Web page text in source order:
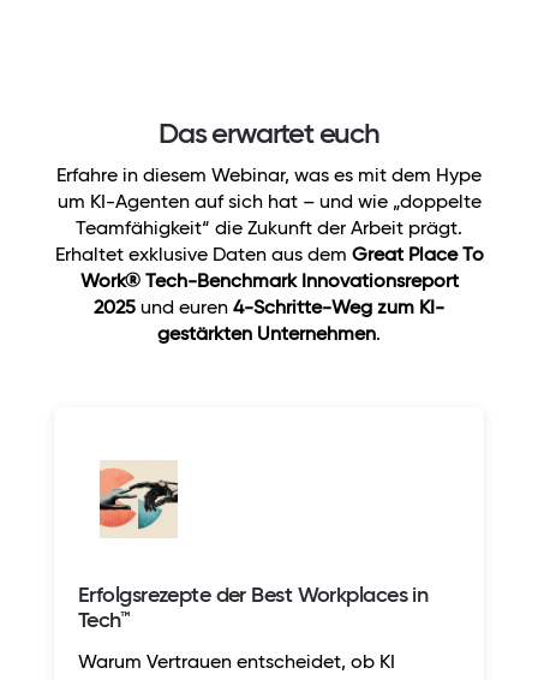
Das erwartet euch
Erfahre in diesem Webinar, was es mit dem Hype
um KI-Agenten auf sich hat – und wie „doppelte
Teamfähigkeit“ die Zukunft der Arbeit prägt.
Erhaltet exklusive Daten aus dem Great Place To
Work® Tech-Benchmark Innovationsreport
2025 und euren 4-Schritte-Weg zum KI-
gestärkten Unternehmen.
Erfolgsrezepte der Best Workplaces in
Tech™
Warum Vertrauen entscheidet, ob KI